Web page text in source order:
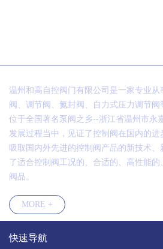
温州和高自控阀门有限公司是一家专业
阀、调节阀、氮封阀、自力式压力调节
位于全国著名泵阀之乡--浙江省温州市永
发展过程当中，见证了控制阀在国内的
吸取国内外先进的控制阀产品的新技术
了适合控制阀工况的、合适的、高性能
阀品。
MORE +
快速导航